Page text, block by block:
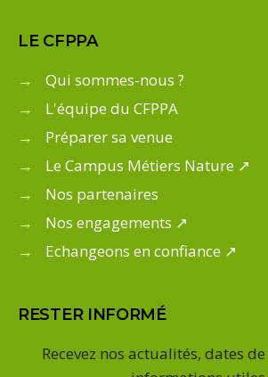
LE CFPPA
→
Qui sommes-nous ?
→
L'équipe du CFPPA
→
Préparer sa venue
→
Le Campus Métiers Nature ↗
→
Nos partenaires
→
Nos engagements ↗
→
Echangeons en confiance ↗
RESTER INFORMÉ
Recevez nos actualités, dates